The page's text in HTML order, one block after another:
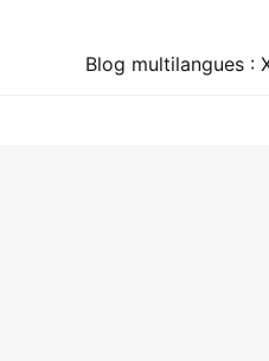
Blog multilangues :